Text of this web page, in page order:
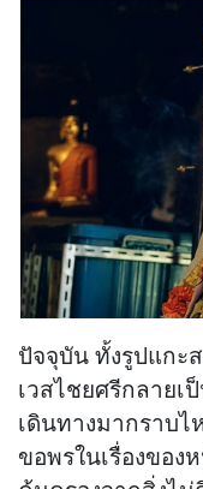
ปัจจุบัน ทั้งรูปแกะ
เวสไชยศรีกลาย
เดินทางมากราบไ
ขอพรในเรื่องขอ